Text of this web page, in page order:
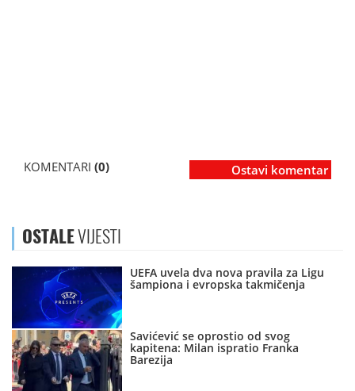
KOMENTARI (0) Ostavi komentar
OSTALEVIJESTI
UEFA uvela dva nova pravila za Ligu
šampiona i evropska takmičenja
Savićević se oprostio od svog
kapitena: Milan ispratio Franka
Barezija